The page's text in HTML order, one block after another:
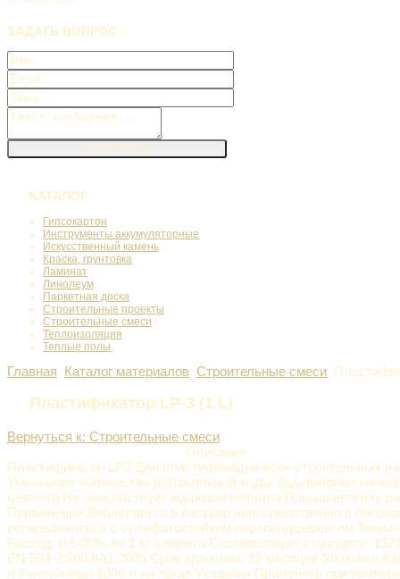
ЗАДАТЬ ВОПРОС
КАТАЛОГ
Гипсокартон
Инструменты аккумуляторные
Искусственный камень
Краска, грунтовка
Ламинат
Линолеум
Паркетная доска
Строительные проекты
Строительные смеси
Теплоизоляция
Теплые полы
Главная Каталог материалов Строительные смеси
Пластификатор LP-3 (1 L)
Вернуться к: Строительные смеси
Описание
Пластификатор LP3 Для пластификации всех строительных
Уменьшает количество добавляемой воды Задерживает
цемента Не способствует коррозии металла Повышает силу
Применение Добавляется в раствор непосредственно в
использоваться с сульфатостойким портландцементом
Расход: 0,5-20% на 1 кг цемента Соответствует стандарту:
EN 934-2:2003/A1:2005 Срок хранения: 12 месяцев Упаковка
л Контейнеры 1000 л на заказ Указания Применять при